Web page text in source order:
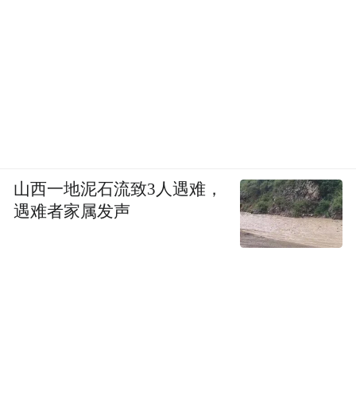
山西一地泥石流致3人遇难，
遇难者家属发声